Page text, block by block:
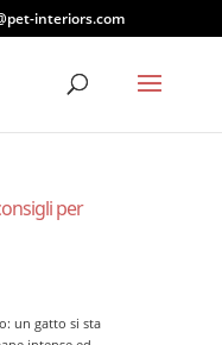
interiors.com
per
un gatto si sta